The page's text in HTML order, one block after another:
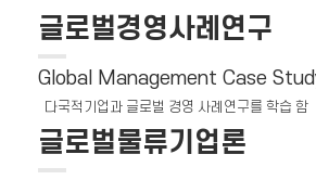
글로벌경영사례연구
Global Management Case
다국적기업과 글로벌 경영 사례연구를 학습 함
글로벌물류기업론